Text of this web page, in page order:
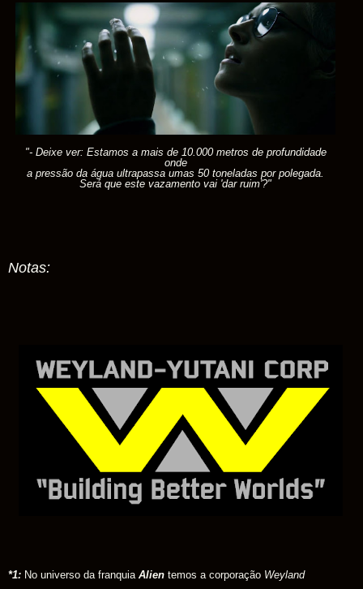
"- Deixe ver: Estamos a mais de 10.000 metros de profundidade
onde
a pressão da água ultrapassa umas 50 toneladas por polegada.
Será que este vazamento vai 'dar ruim'?"
Notas:
*1: No universo da franquia Alien temos a corporação Weyland